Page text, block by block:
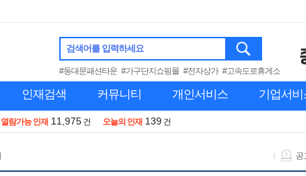
검색어를 입력하세요
#동대문패션타운 #가구단지쇼핑몰 #전자상가 #고속도로휴게소
인재검색 커뮤니티 개인서비스 기업서비
열람가능 인재 11,975 건 오늘의 인재 139 건
공